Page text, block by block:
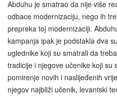
Abduhu je smatrao da nije više
odbace modernizaciju, nego ih
prepreka toj modernizaciji.
kampanja ipak je podstakla dva
uglednike koji su smatrali da
tradicije i njegove učenike koji su
pomirenje novih i naslijeđenih
njegov najbliži učenik, levantski